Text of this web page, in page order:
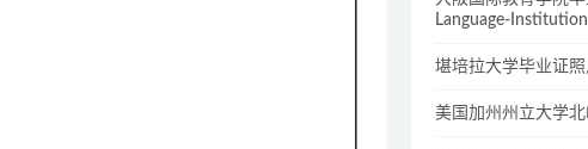
Language-
堪培拉大学毕业证照
美国加州州立大学